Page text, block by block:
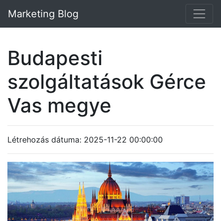
Marketing Blog
Budapesti
szolgáltatások Gérce
Vas megye
Létrehozás dátuma: 2025-11-22 00:00:00